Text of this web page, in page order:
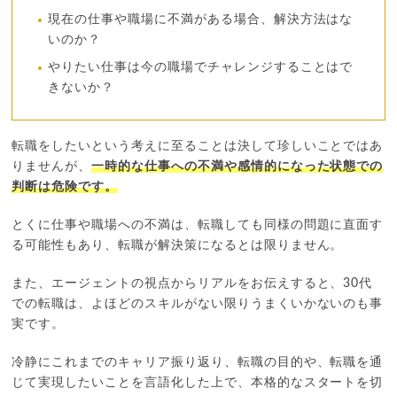
現在の仕事や職場に不満がある場合、解決方法はな
いのか？
やりたい仕事は今の職場でチャレンジすることはで
きないか？
転職をしたいという考えに至ることは決して珍しいことではあ
りませんが、一時的な仕事への不満や感情的になった状態での
判断は危険です。
とくに仕事や職場への不満は、転職しても同様の問題に直面す
る可能性もあり、転職が解決策になるとは限りません。
また、エージェントの視点からリアルをお伝えすると、30代
での転職は、よほどのスキルがない限りうまくいかないのも事
実です。
冷静にこれまでのキャリア振り返り、転職の目的や、転職を通
じて実現したいことを言語化した上で、本格的なスタートを切